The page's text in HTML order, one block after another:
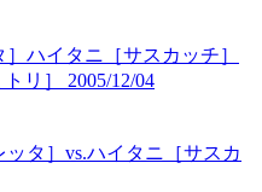
］ハイタニ［サスカッチ］
リ］ 2005/12/04
ッタ］vs.ハイタニ［サスカ